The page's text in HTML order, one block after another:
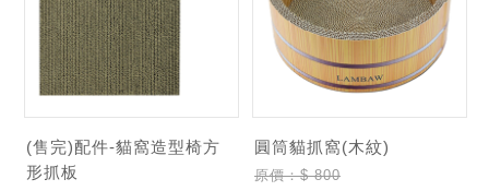
(售完)配件-貓窩造型椅方
形抓板
圓筒貓抓窩(木紋)
原價：$ 800